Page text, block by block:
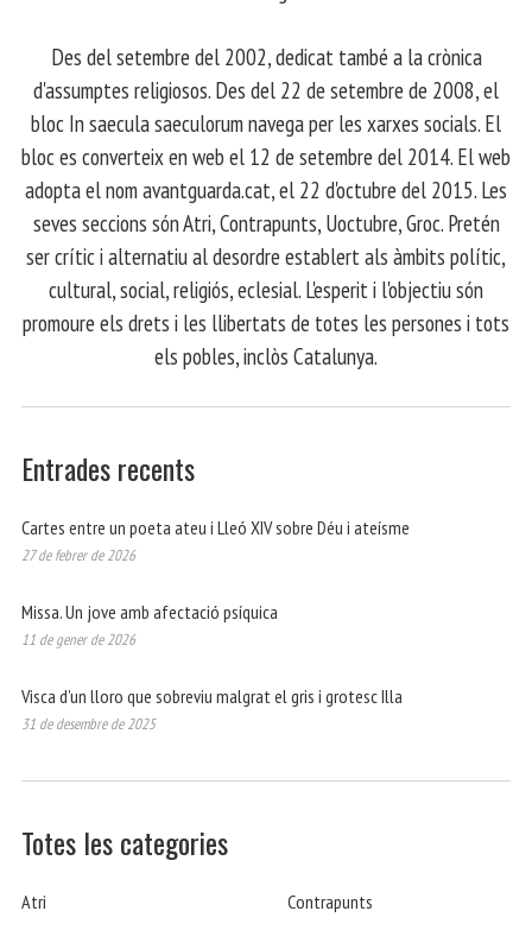
​ Des del setembre del 2002, dedicat també a la crònica
d'assumptes religiosos. Des del 22 de setembre de 2008, el
bloc In saecula saeculorum navega per les xarxes socials. El
bloc es converteix en web el 12 de setembre del 2014. El web
adopta el nom avantguarda.cat, el 22 d'octubre del 2015. Les
seves seccions són Atri, Contrapunts, Uoctubre, Groc. Pretén
ser crític i alternatiu al desordre establert als àmbits polític,
cultural, social, religiós, eclesial. L'esperit i l'objectiu són
promoure els drets i les llibertats de totes les persones i tots
els pobles, inclòs Catalunya.
Entrades recents
Cartes entre un poeta ateu i Lleó XIV sobre Déu i ateísme
27 de febrer de 2026
Missa. Un jove amb afectació psíquica
11 de gener de 2026
Visca d’un lloro que sobreviu malgrat el gris i grotesc Illa
31 de desembre de 2025
Totes les categories
Atri
Contrapunts